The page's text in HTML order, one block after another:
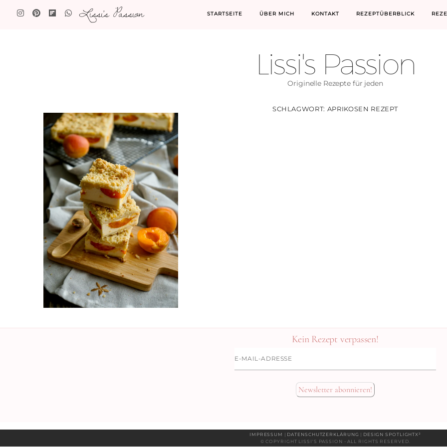
Lissi's Passion STARTSEITE ÜBER MICH KONTAKT REZEPTÜBERBLICK
Lissi's Passion
Originelle Rezepte für jeden
SCHLAGWORT: APRIKOSEN REZEPT
Kein Rezept verpassen!
Mail-
Adresse
Newsletter abonnieren!
IMPRESSUM | DATENSCHUTZERKLÄRUNG | DESIGN SPOTLIGHTX²
© COPYRIGHT LISSI'S PASSION - ALL RIGHTS RESERVED.